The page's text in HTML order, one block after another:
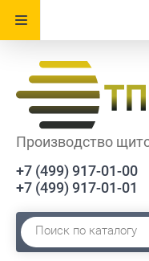
Производство
+7 (499) 917-01-00
+7 (499) 917-01-01